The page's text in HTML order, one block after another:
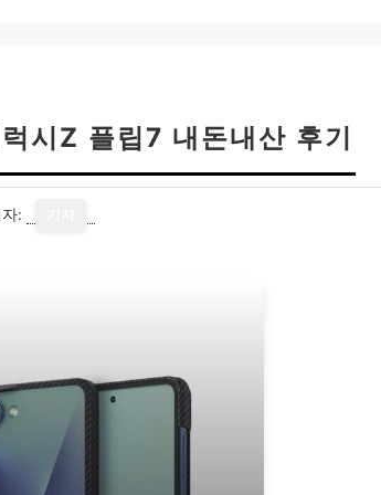
시Z 플립7 내돈내산 후기
: